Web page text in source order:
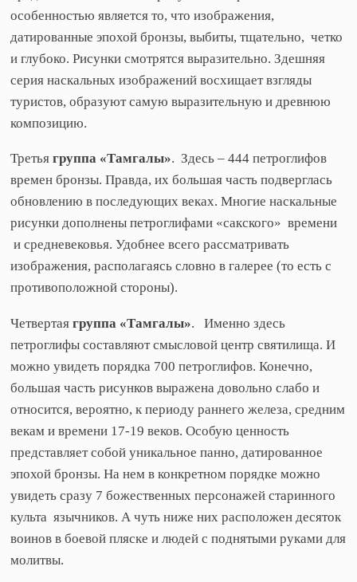
особенностью является то, что изображения,
датированные эпохой бронзы, выбиты, тщательно, четко
и глубоко. Рисунки смотрятся выразительно. Здешняя
серия наскальных изображений восхищает взгляды
туристов, образуют самую выразительную и древнюю
композицию.
Третья группа «Тамгалы». Здесь – 444 петроглифов
времен бронзы. Правда, их большая часть подверглась
обновлению в последующих веках. Многие наскальные
рисунки дополнены петроглифами «сакского» времени
и средневековья. Удобнее всего рассматривать
изображения, располагаясь словно в галерее (то есть с
противоположной стороны).
Четвертаягруппа «Тамгалы». Именно здесь
петроглифы составляют смысловой центр святилища. И
можно увидеть порядка 700 петроглифов. Конечно,
большая часть рисунков выражена довольно слабо и
относится, вероятно, к периоду раннего железа, средним
векам и времени 17-19 веков. Особую ценность
представляет собой уникальное панно, датированное
эпохой бронзы. На нем в конкретном порядке можно
увидеть сразу 7 божественных персонажей старинного
культа язычников. А чуть ниже них расположен десяток
воинов в боевой пляске и людей с поднятыми руками для
молитвы.